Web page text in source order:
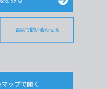
電話で問い合わせる
ップで開く